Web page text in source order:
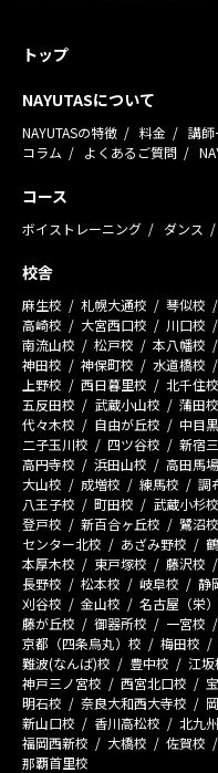
トップ
NAYUTASについて
NAYUTASの特徴 料金 講師
コラム
よくあるご質問
コース
ボイストレーニング ダンス
校舎
麻生校 札幌大通校 琴似校
高崎校
大宮西口校 川口校
南流山校
松戸校 本八幡校
神田校
神保町校 水道橋校
上野校
西日暮里校 北千住校
五反田校
武蔵小山校 蒲田校
代々木校
自由が丘校 中目
二子玉川校
四ツ谷校 新宿
高円寺校
浜田山校 高田馬
大山校
成増校 練馬校 調
八王子校
町田校 武蔵小杉校
登戸校
新百合ヶ丘校 鷺沼校
センター北校
あざみ野校
本厚木校
東戸塚校 藤沢校
長野校
松本校 岐阜校 静
刈谷校
金山校 名古屋（栄
藤が丘校
御器所校 一宮校
京都（四条烏丸）校
梅田校
難波(なんば)校
豊中校 江坂
神戸三ノ宮校
西宮北口校
明石校
奈良大和西大寺校
新山口校
香川高松校 北九
福岡西新校
大橋校 佐賀校
那覇首里校